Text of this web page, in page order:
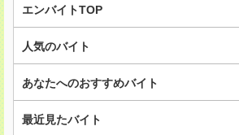
エンバイトTOP
人気のバイト
あなたへのおすすめバイト
最近見たバイト